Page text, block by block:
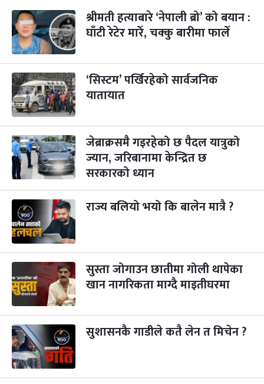
३
मंगल
महानवमी
कार्तिक ३, २०८३-Oct 20, 2026
२ महिना बाँकी
४
बुध कार्तिक ४, २०८३- Oct 21, 2026
५
बिहि
पापा‌ङ्कुशा एकादशी व्रत
कार्तिक ५, २०८३
२२
आइत
कुकुर तिहार
कार्तिक २२, २०८३-Nov 8, 2026
३ महिना बाँकी
गाई पूजा
-
२४
मंगल
गोरुपुजा
कार्तिक २४, २०८३
२५
बुध
भाइटीका
कार्तिक २५, २०८३- Nov 11, 2026
३ महिना बाँकी
२९
आइत
छठपर्व
कार्तिक २९, २०८३-Nov 15, 2026
१०
शुक्र
क्रिसमस डे
पौष १०, २०८३
श्रीमती हत्याबारे ‘नेपाली ब्रो’ को बयान :
घाँटी रेटेर मारेँ, चक्कु बारीमा फालेँ
‘सिस्टम’ पर्खिरहेको सार्वजनिक
यातायात
जेब्राक्रसमै गइरहेको छ पैदल यात्रुको
ज्यान, जरिबानामा केन्द्रित छ
सरकारको ध्यान
राज्य बलियो भयो कि बालेन मात्रै ?
सुस्ता जोगाउन छातीमा गोली थापेका
खान नागरिकता माग्दै माइतीघरमा
सुशासनकै गाडीले कतै लेन त मिचेन ?